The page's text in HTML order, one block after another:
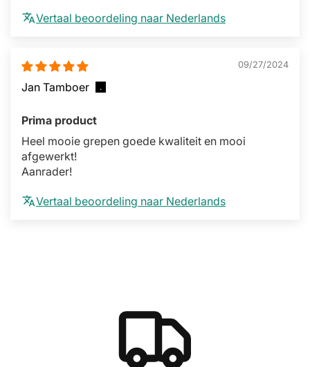
Vertaal beoordeling naar Nederlands
09/27/2024
Jan Tamboer
Prima product
Heel mooie grepen goede kwaliteit en mooi
afgewerkt!
Aanrader!
Vertaal beoordeling naar Nederlands